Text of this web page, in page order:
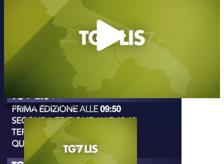
Play
Video
ven, 07 ago 2026 06:08